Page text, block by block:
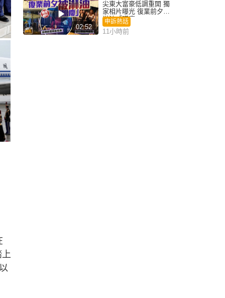
02:52
尖東大富豪低調重開 獨
家相片曝光 復業前夕被
淋油「贈慶」
申訴熱話
11小時前